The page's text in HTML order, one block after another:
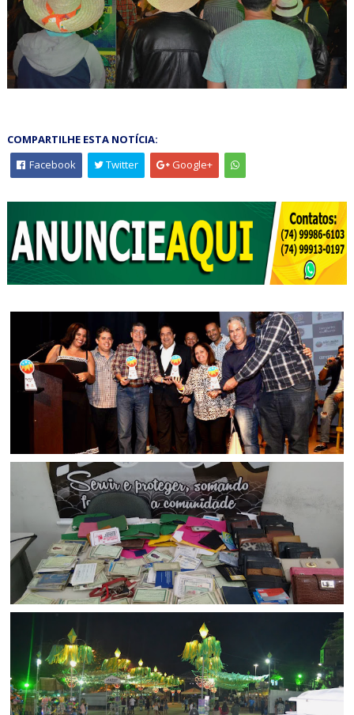
COMPARTILHE ESTA NOTÍCIA:
Facebook
Twitter Google+
Mais uma vez Senhor do Bonfim é destaque no Troféu
Melhores do São João
DOCUMENTOS RECUPERADOS NO PERÍODO JUNINO EM SR.
DO BONFIM